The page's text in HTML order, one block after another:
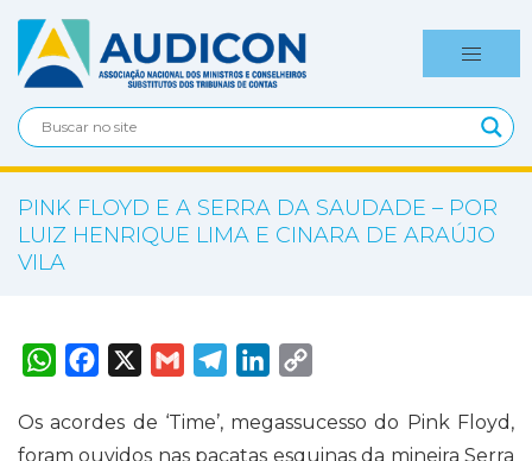
PINK FLOYD E A SERRA DA SAUDADE – POR
LUIZ HENRIQUE LIMA E CINARA DE ARAÚJO
VILA
W
h
s
A
F
a
e
b
o
X
G
m
l
T
e
g
r
L
e
d
L
Os acordes de ‘Time’, megassucesso do Pink Floyd,
foram ouvidos nas pacatas esquinas da mineira Serra